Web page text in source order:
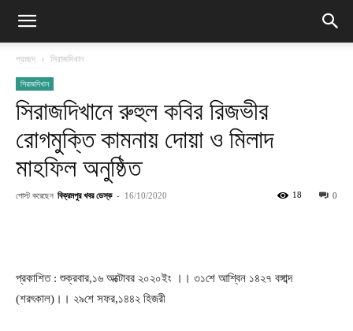
প্রচ্ছদ সিরাজদিখান
সিরাজদিখান
সিরাজদিখানে রুহুল কবির রিজভীর
রোগমুক্তি কামনায় দোয়া ও মিলাদ
মাহফিল অনুষ্ঠিত
পোস্ট করেছেন বিক্রমপুর খবর ডেস্ক - 16/10/2020 0
18
প্রকাশিত : শুক্রবার,১৬ অক্টোবর ২০২০ইং ।। ৩১শে আশ্বিন ১৪২৭ বঙ্গাব্দ
(শরৎকাল)।। ২৯শে সফর,১৪৪২ হিজরী